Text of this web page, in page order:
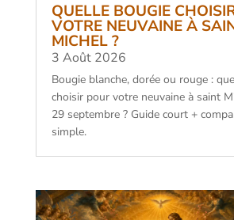
QUELLE BOUGIE
VOTRE NEUVAINE À
MICHEL ?
3 Août 2026
Bougie blanche, dorée ou rouge :
choisir pour votre neuvaine à saint
29 septembre ? Guide court +
simple.